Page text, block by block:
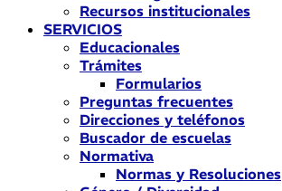
Recursos institucionales
SERVICIOS
Educacionales
Trámites
Formularios
Preguntas frecuentes
Direcciones y teléfonos
Buscador de escuelas
Normativa
Normas y Resoluciones